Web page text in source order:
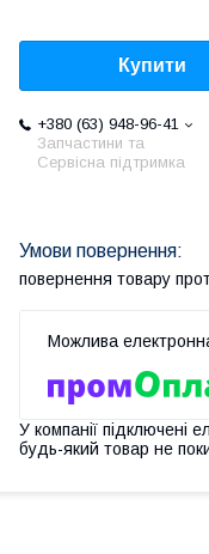
Купити
+380 (63) 948-96-41
Запчастини та
Сервісна підтримка
повернення товару
У компанії підключені
будь-який товар не